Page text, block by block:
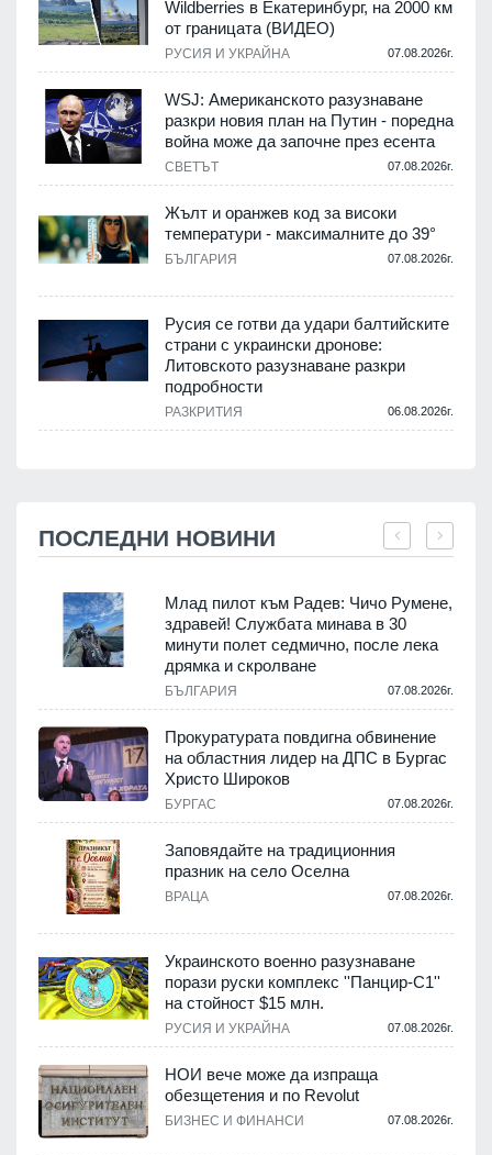
Wildberries в Екатеринбург, на 2000 км
от границата (ВИДЕО)
РУСИЯ И УКРАЙНА 07.08.2026г.
WSJ: Американското разузнаване
разкри новия план на Путин - поредна
война може да започне през есента
СВЕТЪТ 07.08.2026г.
Жълт и оранжев код за високи
температури - максималните до 39°
БЪЛГАРИЯ 07.08.2026г.
Русия се готви да удари балтийските
страни с украински дронове:
Литовското разузнаване разкри
подробности
РАЗКРИТИЯ 06.08.2026г.
ПОСЛЕДНИ НОВИНИ
Млад пилот към Радев: Чичо Румене,
здравей! Службата минава в 30
минути полет седмично, после лека
дрямка и скролване
БЪЛГАРИЯ 07.08.2026г.
Прокуратурата повдигна обвинение
на областния лидер на ДПС в Бургас
Христо Широков
БУРГАС 07.08.2026г.
Заповядайте на традиционния
празник на село Оселна
ВРАЦА 07.08.2026г.
Украинското военно разузнаване
порази руски комплекс ''Панцир-С1''
на стойност $15 млн.
РУСИЯ И УКРАЙНА 07.08.2026г.
НОИ вече може да изпраща
обезщетения и по Revolut
БИЗНЕС И ФИНАНСИ 07.08.2026г.